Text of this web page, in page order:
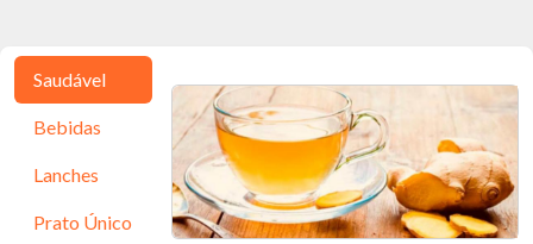
Saudável
Bebidas
Lanches
Prato Único